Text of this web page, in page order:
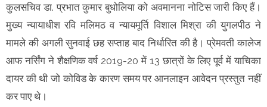
कुलसचिव डा. प्रभात कुमार बुधोलिया को अवमानना नोटिस जारी किए हैं।
मुख्य न्यायाधीश रवि मलिमठ व न्यायमूर्ति विशाल मिश्रा की युगलपीठ ने
मामले की अगली सुनवाई छह सप्ताह बाद निर्धारित की है। प्रेमवती कालेज
आफ नर्सिंग ने शैक्षणिक वर्ष 2019-20 में 13 छात्रों के लिए पूर्व में याचिका
दायर की थी जो कोविड के कारण समय पर आनलाइन आवेदन प्रस्तुत नहीं
कर पाए थे।